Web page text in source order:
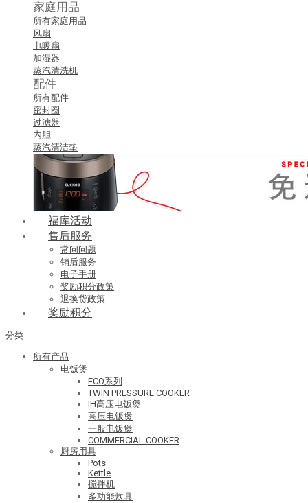
家庭用品
所有家庭用品
风扇
电暖扇
加湿器
蒸汽清洗机
配件
所有配件
密封圈
过滤器
内胆
蒸汽清洁垫
福库活动
售后服务
常问问题
销后服务
电子手册
奖励积分政策
退换货政策
奖励积分
分类
所有产品
电饭煲
ECO系列
TWIN PRESSURE COOKER
IH高压电饭煲
高压电饭煲
一般电饭煲
COMMERCIAL COOKER
厨房用具
Pots
Kettle
搅拌机
多功能炊具